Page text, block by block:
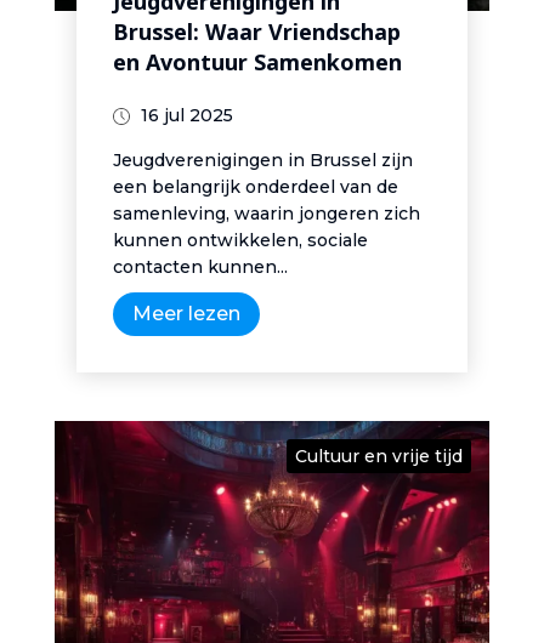
Brussel: Waar Vriendschap
en Avontuur Samenkomen
16 jul 2025
Jeugdverenigingen in Brussel zijn
een belangrijk onderdeel van de
samenleving, waarin jongeren zich
kunnen ontwikkelen, sociale
contacten kunnen...
Meer lezen
Cultuur en vrije tijd